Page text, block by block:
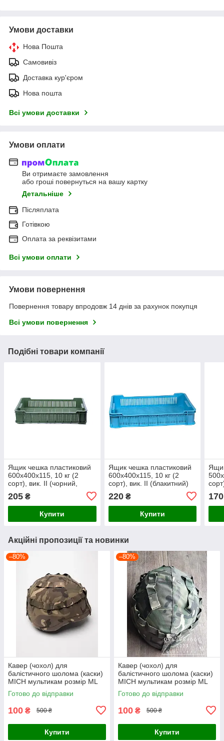
Умови доставки
Нова Пошта
Самовивіз
Доставка кур'єром
Нова пошта
Всі умови доставки
Умови оплати
Ви отримаєте замовлення
або гроші повернуться на вашу картку
Детальніше
Післяплата
Готівкою
Оплата за реквізитами
Всі умови оплати
Умови повернення
Повернення товару впродовж 14 днів за рахунок покупця
Всі умови повернення
Подібні товари компанії
Ящик чешка пластиковий
600x400x115, 10 кг (2
сорт), вик. II (чорний,
205 ₴
Купити
Ящик чешка пластиковий
600x400x115, 10 кг (2
сорт), вик. II (блакитний)
220₴
Купити
170
Акційні пропозиції та новинки
–80%
Кавер (чохол) для
балістичного шолома (каски)
MICH мультикам розмір МL
Готово до відправки
100 ₴ 500 ₴
Купити
–80%
Кавер (чохол) для
балістичного шолома (каски)
MICH мультикам розмір МL
Готово до відправки
100 ₴ 500 ₴
Купити